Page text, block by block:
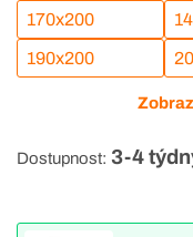
170x200
190x200
Dostupnost: 3-4